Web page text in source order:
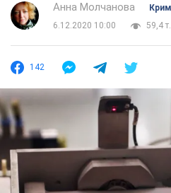
Анна Молчанова
6.12.2020 10:00
59,4 т.
142